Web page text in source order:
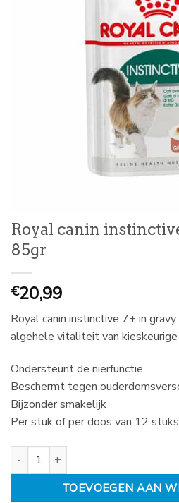
Royal canin
85gr
€20,99
Royal canin instinctive 7+ in
algehele vitaliteit van
Ondersteunt de nierfunctie
Beschermt tegen
Bijzonder smakelijk
Per stuk of per doos van 12
Royal canin instinctive 7+ in gravy
TOEVOEGEN AAN